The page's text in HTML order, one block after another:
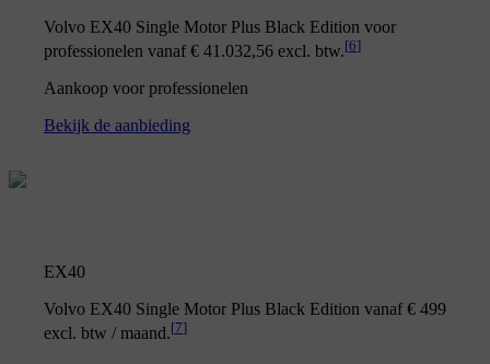
Volvo EX40 Single Motor Plus Black Edition voor
professionelen vanaf € 41.032,56 excl. btw.[6]
Aankoop voor professionelen
Bekijk de aanbieding
EX40
Volvo EX40 Single Motor Plus Black Edition vanaf € 499
excl. btw / maand.[7]